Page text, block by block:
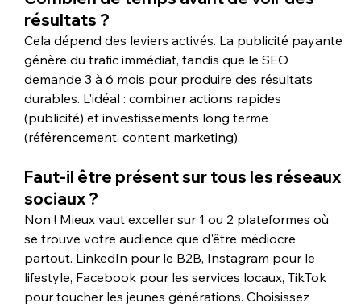
résultats ?
Cela dépend des leviers activés. La publicité payante
génère du trafic immédiat, tandis que le SEO
demande 3 à 6 mois pour produire des résultats
durables. L'idéal : combiner actions rapides
(publicité) et investissements long terme
(référencement, content marketing).
Faut-il être présent sur tous les réseaux
sociaux ?
Non ! Mieux vaut exceller sur 1 ou 2 plateformes où
se trouve votre audience que d'être médiocre
partout. LinkedIn pour le B2B, Instagram pour le
lifestyle, Facebook pour les services locaux, TikTok
pour toucher les jeunes générations. Choisissez